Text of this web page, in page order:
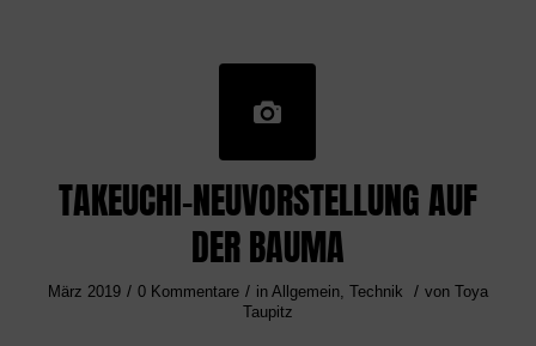
TAKEUCHI-NEUVORSTELLUNG AUF
DER BAUMA
März 2019 / 0 Kommentare / in Allgemein, Technik / von Toya
Taupitz